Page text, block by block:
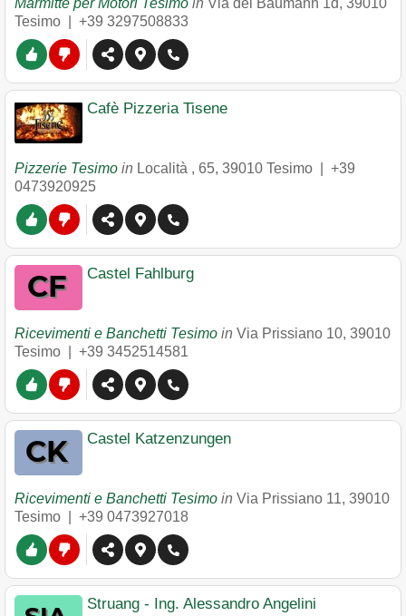
Marmitte per Motori Tesimo in Via dei Baumann 1d, 39010
Tesimo
+39 3297508833
Cafè Pizzeria Tisene
Pizzerie Tesimo in Località , 65, 39010 Tesimo
+39
0473920925
Castel Fahlburg
Ricevimenti e Banchetti Tesimo in Via Prissiano 10, 39010
Tesimo
+39 3452514581
Castel Katzenzungen
Ricevimenti e Banchetti Tesimo in Via Prissiano 11, 39010
Tesimo
+39 0473927018
Struang - Ing. Alessandro Angelini